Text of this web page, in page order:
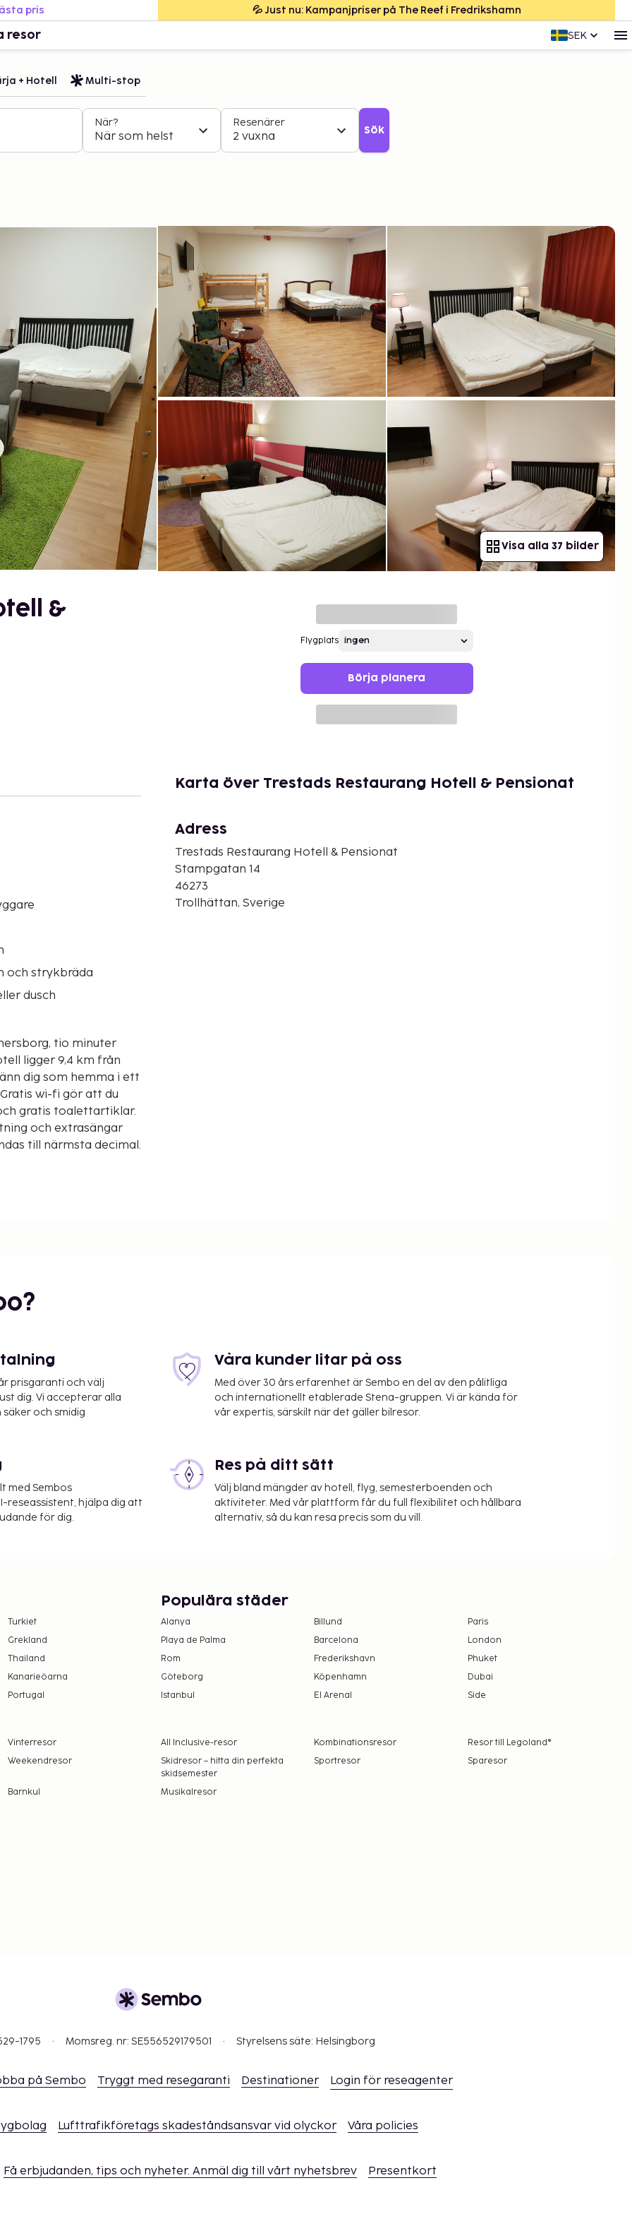
pris 💦 Just nu: Kampanjpriser på The Reef i Fredrikshamn
resor SEK
+ Hotell Multi-stop
När?
När som helst
Resenärer
2 vuxna Sök
Visa alla 37 bilder
&
Flygplats
Börja planera
och strykbräda
dusch
tio minuter
dig som hemma i ett
wi-fi gör att du
gratis toalettartiklar.
och extrasängar
till närmsta decimal.
(THN-
utrymme.
finns det event- och
konferensrum.
av tillgång)
kan komma att
att barn inte är
alla transaktioner.
Karta över Trestads Restaurang Hotell & Pensionat
Adress
Trestads Restaurang Hotell & Pensionat
Stampgatan 14
46273
Trollhättan, Sverige
prisgaranti och välj
dig. Vi accepterar alla
och smidig
Våra kunder litar på oss
Med över 30 års erfarenhet är Sembo en del av den pålitliga
och internationellt etablerade Stena-gruppen. Vi är kända för
vår expertis, särskilt när det gäller bilresor.
med Sembos
reseassistent, hjälpa dig att
för dig.
Res på ditt sätt
Välj bland mängder av hotell, flyg, semesterboenden och
aktiviteter. Med vår plattform får du full flexibilitet och hållbara
alternativ, så du kan resa precis som du vill.
Turkiet
Grekland
Thailand
Kanarieöarna
Portugal
Populära städer
Alanya Billund
Paris
Playa de Palma
Barcelona
London
Rom
Frederikshavn
Phuket
Göteborg
Köpenhamn
Dubai
Istanbul
El Arenal Side
Vinterresor All Inclusive-resor Kombinationsresor
Resor till Legoland®
Weekendresor
Skidresor – hitta din perfekta
skidsemester
Sportresor Sparesor
Barnkul Musikalresor
1795 Momsreg. nr: SE556529179501 Styrelsens säte: Helsingborg
på Sembo Tryggt med resegaranti Destinationer Login för reseagenter
Lufttrafikföretags skadeståndsansvar vid olyckor Våra policies
Få erbjudanden, tips och nyheter. Anmäl dig till vårt nyhetsbrev Presentkort